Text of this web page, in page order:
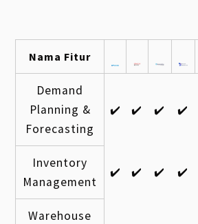
Nama Fitur
Demand
Planning &
Forecasting
✔️ ✔️ ✔️ ✔️
Inventory
Management
✔️ ✔️ ✔️ ✔️
Warehouse